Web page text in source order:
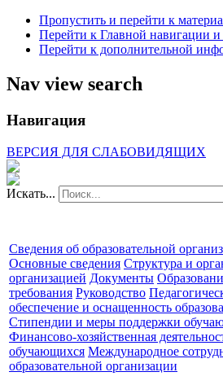
Пропустить и перейти к
Перейти к Главной навигации
Перейти к дополнительной
Nav view search
Навигация
ВЕРСИЯ ДЛЯ СЛАБОВИДЯЩИХ
Искать...
Сведения об образовательной
Основные сведения Структура и
организацией Документы
требования Руководство
обеспечение и оснащенность
Стипендии и меры поддержки
Финансово-хозяйственная
обучающихся Международное
образовательной организации